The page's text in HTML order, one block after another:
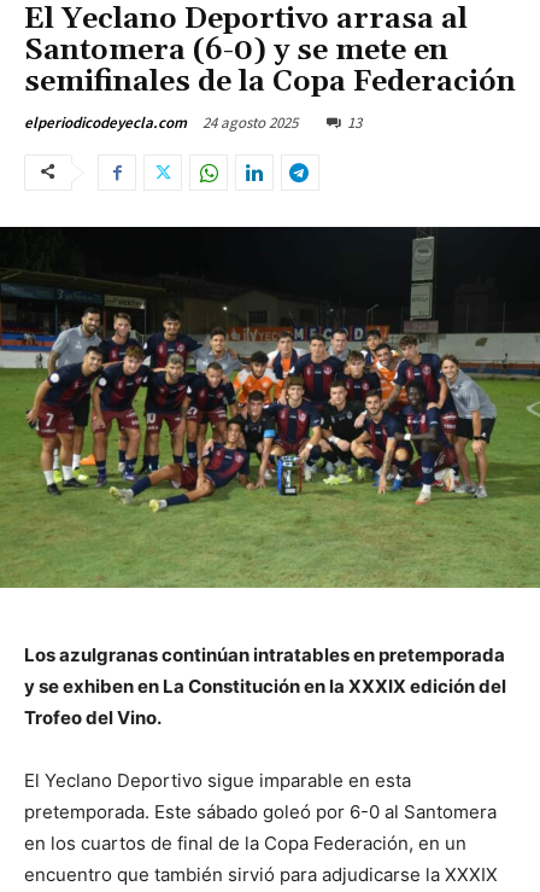
El Yeclano Deportivo arrasa al
Santomera (6-0) y se mete en
semifinales de la Copa Federación
elperiodicodeyecla.com 24 agosto 2025 13
Los azulgranas continúan intratables en pretemporada
y se exhiben en La Constitución en la XXXIX edición del
Trofeo del Vino.
El Yeclano Deportivo sigue imparable en esta
pretemporada. Este sábado goleó por 6-0 al Santomera
en los cuartos de final de la Copa Federación, en un
encuentro que también sirvió para adjudicarse la XXXIX